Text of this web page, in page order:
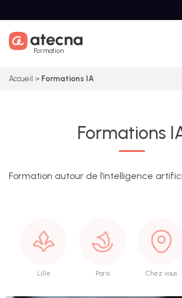
to
content
Formation
Accueil > Formations IA
Formations
Formation autour de l’intelligence
Lille Paris Chez vous